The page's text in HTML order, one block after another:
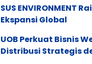
SUS ENVIRONMENT
Ekspansi Global
UOB Perkuat Bisnis
Distribusi Strategis